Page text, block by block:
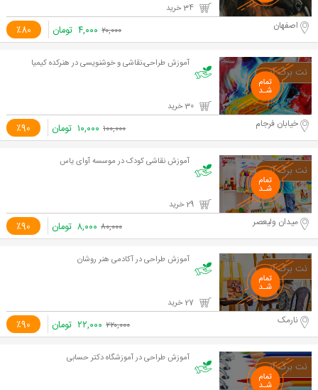
٪80 اصفهان ۲۰,۰۰۰ ۴,۰۰۰ تومان
آموزش طراحی،نقاشی و خوشنویسی در هنرکده کیمیا
٪90 خیابان فرجام ۱۰۰,۰۰۰ ۱۰,۰۰۰ تومان
آموزش نقاشی كودک در موسسه آوای ياس
٪90 میدان ولیعصر ۸۰,۰۰۰ ۸,۰۰۰ تومان
آموزش طراحی در آکادمی هنر روشان
٪90 نارمک ۲۲۰,۰۰۰ ۲۲,۰۰۰ تومان
آموزش طراحی در آموزشگاه دکتر حسابی